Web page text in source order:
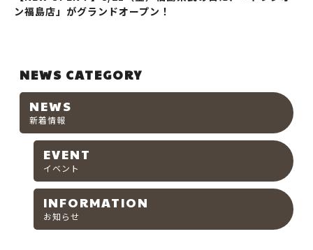
ン福島店」がグランドオープン！
NEWS CATEGORY
NEWS
新着情報
EVENT
イベント
INFORMATION
お知らせ